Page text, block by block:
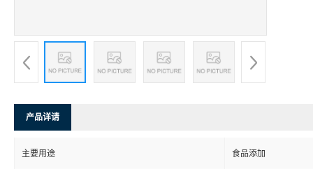
产品详请
主要用途 食品添加